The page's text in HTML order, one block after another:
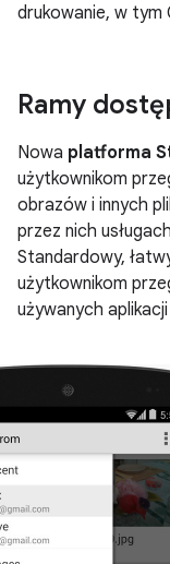
drukowanie, w tym
Ramy
Nowa platforma
użytkownikom
obrazów i innych
przez nich
Standardowy,
użytkownikom
używanych